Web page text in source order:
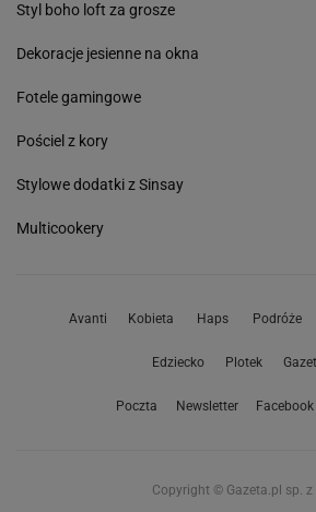
Styl boho loft za grosze
Dekoracje jesienne na okna
Fotele gamingowe
Pościel z kory
Stylowe dodatki z Sinsay
Multicookery
Avanti Kobieta Haps Podróże
Edziecko Plotek
Poczta Newsletter Facebook
Copyright © Gazeta.pl sp. z